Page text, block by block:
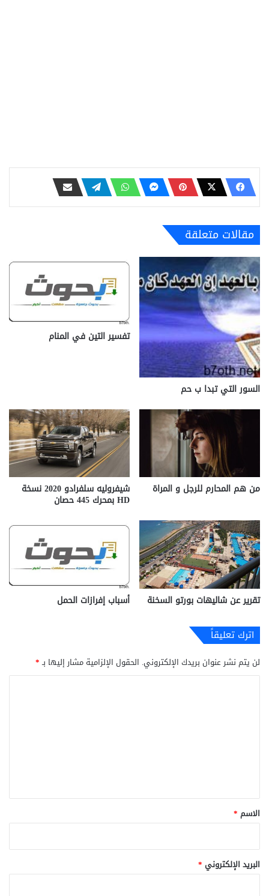
مقالات متعلقة
السور التي تبدا ب حم
تفسير التين في المنام
من هم المحارم للرجل و المراة شيفروليه سلفرادو 2020 نسخة
HD بمحرك 445 حصان
تقرير عن شاليهات بورتو السخنة أسباب إفرازات الحمل
اترك تعليقاً
لن يتم نشر عنوان بريدك الإلكتروني. الحقول الإلزامية مشار إليها بـ*
*
الاسم *
البريد الإلكتروني *